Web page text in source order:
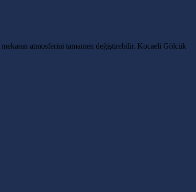
atmosferini tamamen değiştirebilir. Kocaeli Gölcük